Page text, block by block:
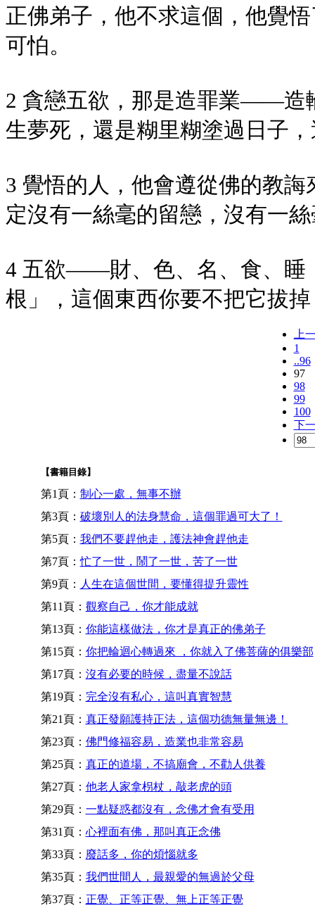
正佛弟子，他不求這個，他覺
可怕。
2 貪戀五欲，那是造罪業——造
生夢死，還是糊里糊塗過日子
3 覺悟的人，他會遵從佛的教
定沒有一絲毫的留戀，沒有一
4 五欲——財、色、名、食、睡
根」，這個東西你要不把它拔
上
1
..96
97
98
99
100
下
【書籍目錄】
第1頁： 制心一處，無事不辦
第3頁： 破壞別人的法身慧命，這個罪過可大了！
第5頁： 我們不要趕他走，護法神會趕他走
第7頁：忙了一世，鬧了一世，苦了一世
第9頁： 人生在這個世間，要懂得提升靈性
第11頁： 觀察自己，你才能成就
第13頁： 你能這樣做法，你才是真正的佛弟子
第15頁： 你把輪迴心轉過來 ，你就入了佛菩薩的俱樂部
第17頁： 沒有必要的時候，盡量不說話
第19頁： 完全沒有私心，這叫真實智慧
第21頁： 真正發願護持正法，這個功德無量無邊！
第23頁： 佛門修福容易，造業也非常容易
第25頁： 真正的道場，不搞廟會，不勸人供養
第27頁： 他老人家拿枴杖，敲老虎的頭
第29頁： 一點疑惑都沒有，念佛才會有受用
第31頁： 心裡面有佛，那叫真正念佛
第33頁： 廢話多，你的煩惱就多
第35頁： 我們世間人，最親愛的無過於父母
第37頁： 正覺、正等正覺、無上正等正覺